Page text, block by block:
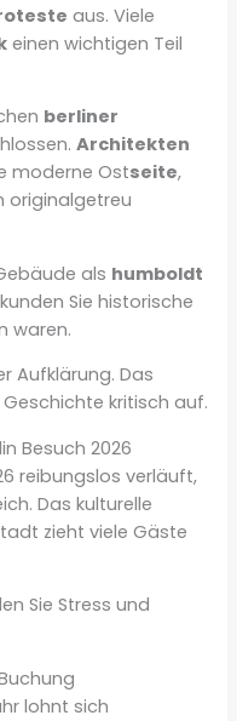
aus. Viele
einen wichtigen Teil
berliner
Architekten
moderne Ostseite,
originalgetreu
als humboldt
Sie historische
waren.
Aufklärung. Das
kritisch auf.
Besuch 2026
reibungslos verläuft,
Das kulturelle
zieht viele Gäste
Sie Stress und
lohnt sich